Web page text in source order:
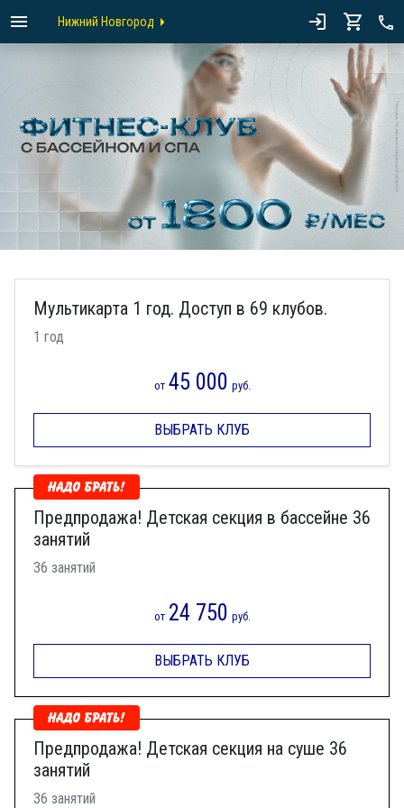
Нижний Новгород
Мультикарта 1 год. Доступ в 69 клубов.
1 год
от 45 000 руб.
ВЫБРАТЬ КЛУБ
Предпродажа! Детская секция в бассейне 36
занятий
36 занятий
от 24 750 руб.
ВЫБРАТЬ КЛУБ
Предпродажа! Детская секция на суше 36
занятий
36 занятий